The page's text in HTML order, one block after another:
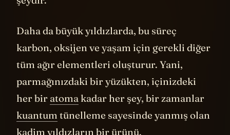
şeydir.
Daha da büyük yıldızlarda, bu süreç
karbon, oksijen ve yaşam için gerekli diğer
tüm ağır elementleri oluşturur. Yani,
parmağınızdaki bir yüzükten, içinizdeki
her bir atoma kadar her şey, bir zamanlar
kuantum tünelleme sayesinde yanmış olan